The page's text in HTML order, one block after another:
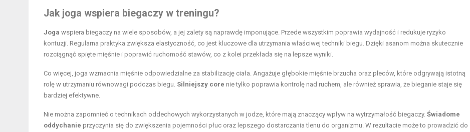
Jak joga wspiera biegaczy w treningu?
Joga wspiera biegaczy na wiele sposobów, a jej zalety są naprawdę imponujące. Przede wszystkim poprawia wydajność i redukuje ryzyko
kontuzji. Regularna praktyka zwiększa elastyczność, co jest kluczowe dla utrzymania właściwej techniki biegu. Dzięki asanom można skutecznie
rozciągnąć spięte mięśnie i poprawić ruchomość stawów, co z kolei przekłada się na lepsze wyniki.
Co więcej, joga wzmacnia mięśnie odpowiedzialne za stabilizację ciała. Angażuje głębokie mięśnie brzucha oraz pleców, które odgrywają istotną
rolę w utrzymaniu równowagi podczas biegu. Silniejszy core nie tylko poprawia kontrolę nad ruchem, ale również sprawia, że bieganie staje się
bardziej efektywne.
Nie można zapomnieć o technikach oddechowych wykorzystanych w jodze, które mają znaczący wpływ na wytrzymałość biegaczy. Świadome
oddychanie przyczynia się do zwiększenia pojemności płuc oraz lepszego dostarczania tlenu do organizmu. W rezultacie może to prowadzić do